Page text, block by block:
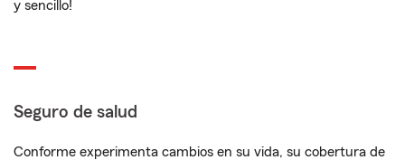
y sencillo!
Seguro de salud
Conforme experimenta cambios en su vida, su cobertura de